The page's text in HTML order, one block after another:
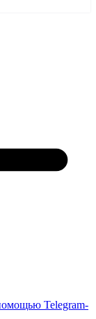
Telegram-